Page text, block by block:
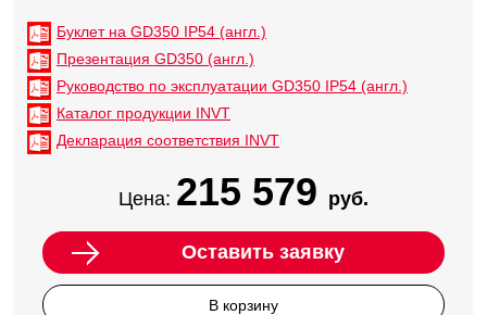
Буклет на GD350 IP54 (англ.)
Презентация GD350 (англ.)
Руководство по эксплуатации GD350 IP54 (англ.)
Каталог продукции INVT
Декларация соответствия INVT
Цена: 215 579 руб.
Оставить заявку
В корзину